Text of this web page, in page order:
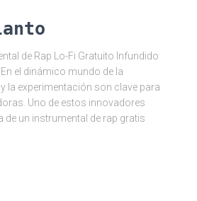
de Rap Lo-Fi Gratuito Infundido
el dinámico mundo de la
la experimentación son clave para
Uno de estos innovadores
un instrumental de rap gratis